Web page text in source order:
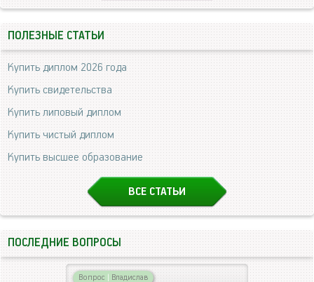
ПОЛЕЗНЫЕ СТАТЬИ
Купить диплом 2026 года
Купить свидетельства
Купить липовый диплом
Купить чистый диплом
Купить высшее образование
ВСЕ СТАТЬИ
ПОСЛЕДНИЕ ВОПРОСЫ
Вопрос | Владислав